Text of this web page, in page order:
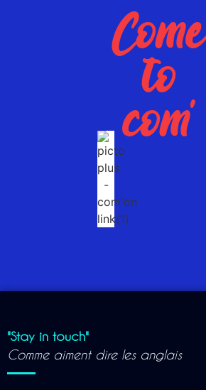
Come
to
com'
"Stay in touch"
Comme aiment dire les anglais